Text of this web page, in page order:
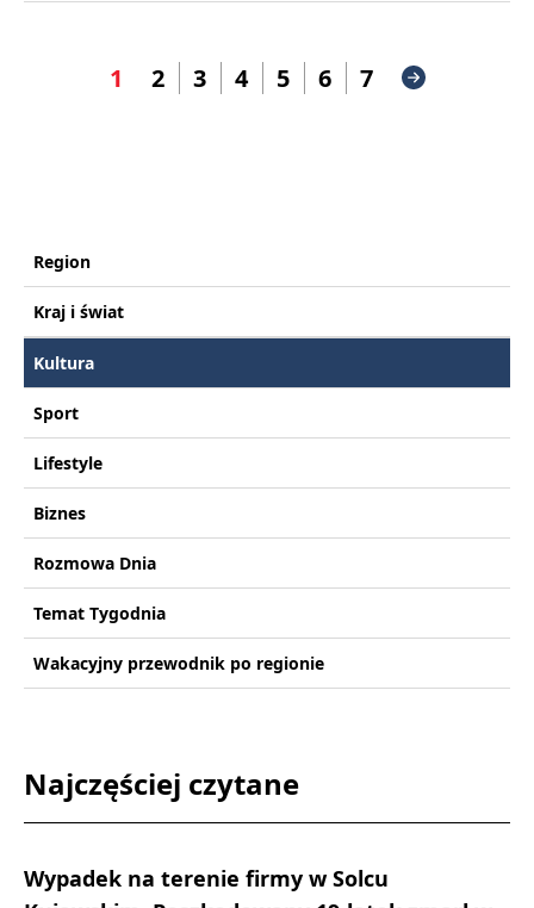
1 2 3 4 5 6 7
Region
Kraj i świat
Kultura
Sport
Lifestyle
Biznes
Rozmowa Dnia
Temat Tygodnia
Wakacyjny przewodnik po regionie
Najczęściej czytane
Wypadek na terenie firmy w Solcu